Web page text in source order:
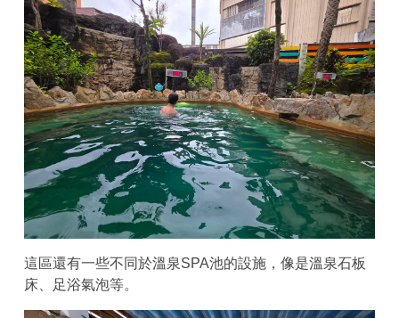
這區還有一些不同於溫泉SPA池的設施，像是溫泉石板
床、足浴氣泡等。